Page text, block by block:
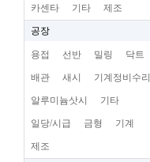
카센타 기타 제조
공장
용접 선반 밀링 닥트
배관 새시 기계정비수리
알루미늄삿시 기타
일당/시급 금형 기계
제조